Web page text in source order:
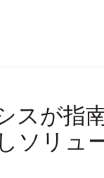
スが指
ソリュ